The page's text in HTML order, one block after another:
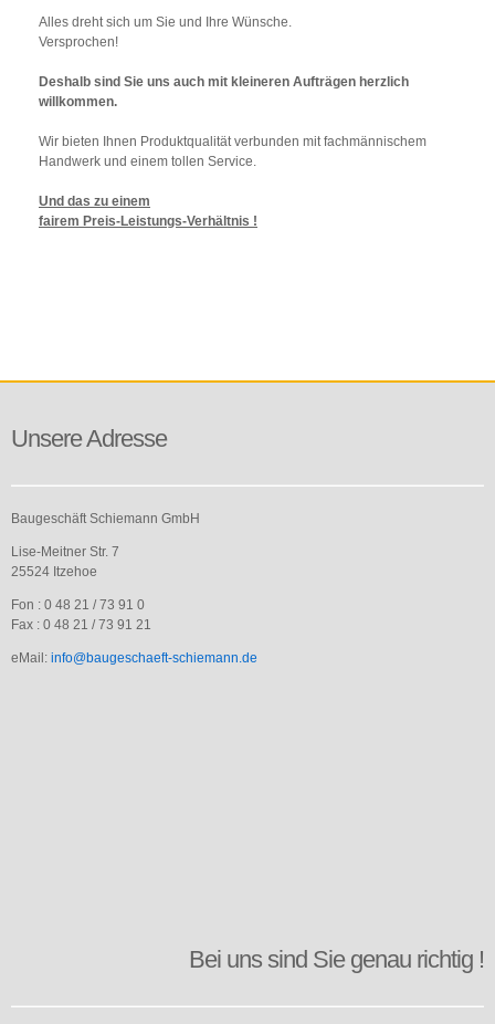
Alles dreht sich um Sie und Ihre Wünsche.
Versprochen!
Deshalb sind Sie uns auch mit kleineren Aufträgen herzlich
willkommen.
Wir bieten Ihnen Produktqualität verbunden mit fachmännischem
Handwerk und einem tollen Service.
Und das zu einem
fairem Preis-Leistungs-Verhältnis !
Unsere Adresse
Baugeschäft Schiemann GmbH
Lise-Meitner Str. 7
25524 Itzehoe
Fon : 0 48 21 / 73 91 0
Fax : 0 48 21 / 73 91 21
eMail: info@baugeschaeft-schiemann.de
Ansprechpartner
Ute
(Architektin)
info@baugeschaeft-
schiemann.de
Bei uns sind Sie genau richtig !